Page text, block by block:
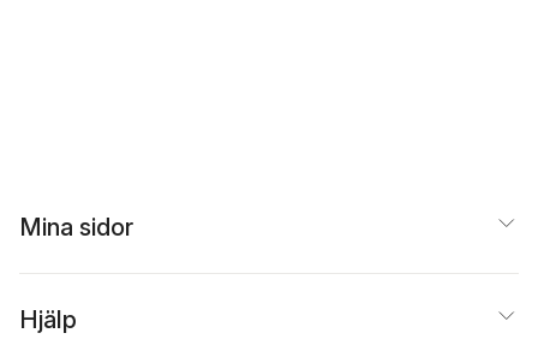
Mina sidor
Hjälp